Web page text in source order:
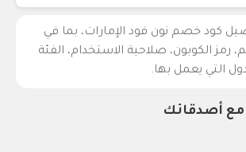
كود خصم نون فود الإمارات، بما في
الكوبون، صلاحية الاستخدام، الفئة
التي يعمل بها.
مع أصدقائك